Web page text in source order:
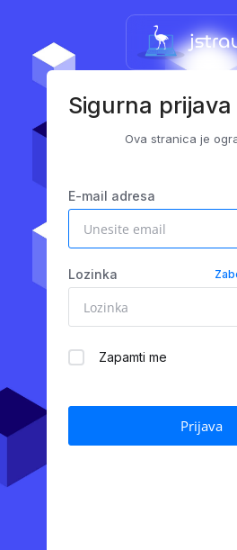
Sigurna
Ova stranica je
E-mail adresa
Lozinka
Zapamti me